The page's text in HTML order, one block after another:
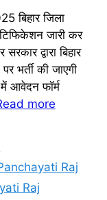
बिहार जिला
जारी कर
द्वारा बिहार
भर्ती की जाएगी
आवेदन फॉर्म
more
Raj
Raj